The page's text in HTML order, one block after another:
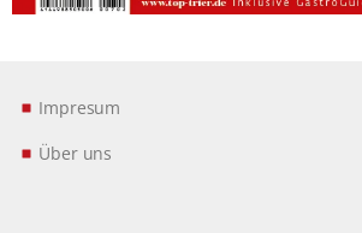
Impresum
Über uns